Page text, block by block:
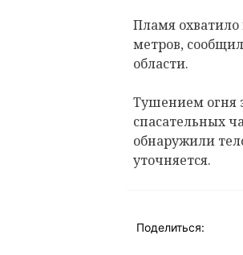
Пламя
метров,
области.
Тушением огня
спасательных
обнаружили
уточняется.
Поделиться: